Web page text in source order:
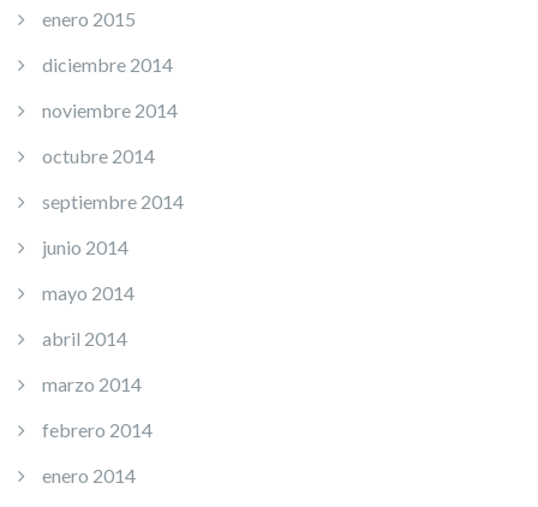
enero 2015
diciembre 2014
noviembre 2014
octubre 2014
septiembre 2014
junio 2014
mayo 2014
abril 2014
marzo 2014
febrero 2014
enero 2014